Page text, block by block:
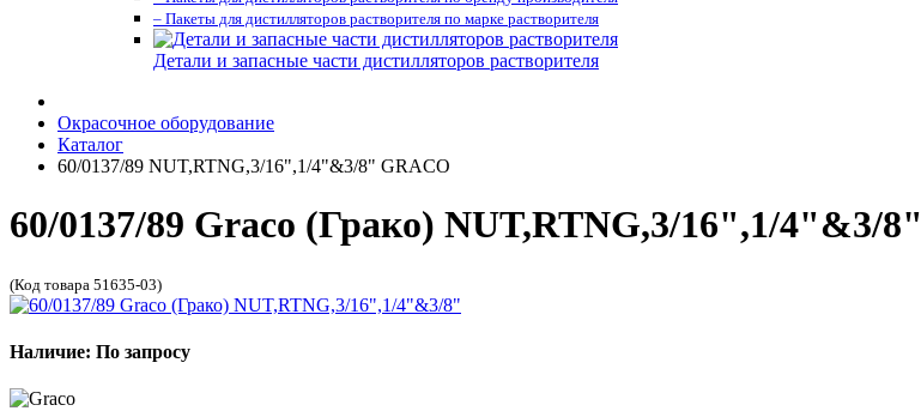
– Пакеты для дистилляторов растворителя по марке растворителя
Детали и запасные части дистилляторов растворителя
Окрасочное оборудование
Каталог
60/0137/89 NUT,RTNG,3/16",1/4"&3/8" GRACO
60/0137/89 Graco (Грако) NUT,RTNG,3/16",1/4"&3/8"
(Код товара 51635-03)
Наличие: По запросу